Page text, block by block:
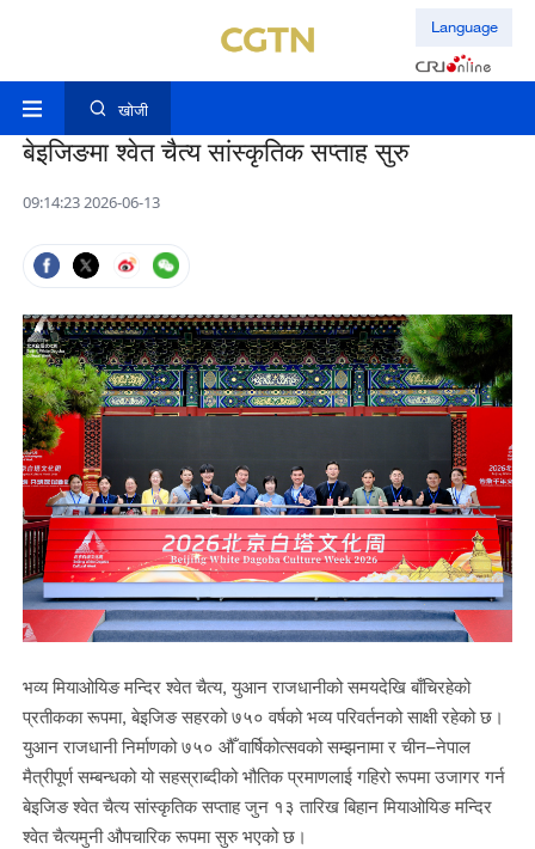
Language
खोजी
बेइजिङमा श्वेत चैत्य सांस्कृतिक सप्ताह सुरु
09:14:23 2026-06-13
भव्य मियाओयिङ मन्दिर श्वेत चैत्य, युआन राजधानीको समयदेखि बाँचिरहेको
प्रतीकका रूपमा, बेइजिङ सहरको ७५० वर्षको भव्य परिवर्तनको साक्षी रहेको छ।
युआन राजधानी निर्माणको ७५० औँ वार्षिकोत्सवको सम्झनामा र चीन–नेपाल
मैत्रीपूर्ण सम्बन्धको यो सहस्राब्दीको भौतिक प्रमाणलाई गहिरो रूपमा उजागर गर्न
बेइजिङ श्वेत चैत्य सांस्कृतिक सप्ताह जुन १३ तारिख बिहान मियाओयिङ मन्दिर
श्वेत चैत्यमुनी औपचारिक रूपमा सुरु भएको छ।